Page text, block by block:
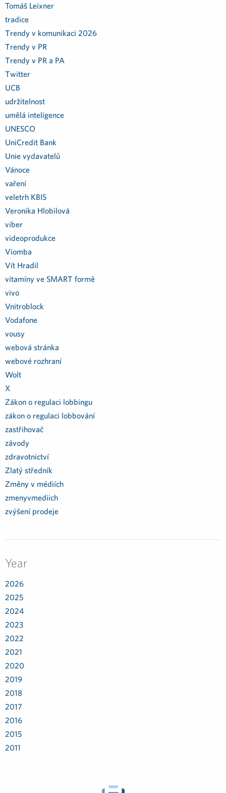
Tomáš Leixner
tradice
Trendy v komunikaci 2026
Trendy v PR
Trendy v PR a PA
Twitter
UCB
udržitelnost
umělá inteligence
UNESCO
UniCredit Bank
Unie vydavatelů
Vánoce
vaření
veletrh KBIS
Veronika Hlobilová
viber
videoprodukce
Viomba
Vít Hradil
vitamíny ve SMART formě
vivo
Vnitroblock
Vodafone
vousy
webová stránka
webové rozhraní
Wolt
X
Zákon o regulaci lobbingu
zákon o regulaci lobbování
zastřihovač
závody
zdravotnictví
Zlatý středník
Změny v médiích
zmenyvmediich
zvýšení prodeje
Year
2026
2025
2024
2023
2022
2021
2020
2019
2018
2017
2016
2015
2011